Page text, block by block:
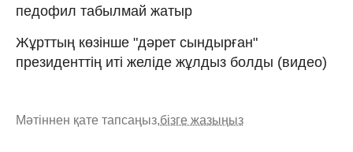
педофил табылмай жатыр
Жұрттың көзінше "дәрет сындырған"
президенттің иті желіде жұлдыз болды (видео)
Мәтіннен қате тапсаңыз,бізге жазыңыз